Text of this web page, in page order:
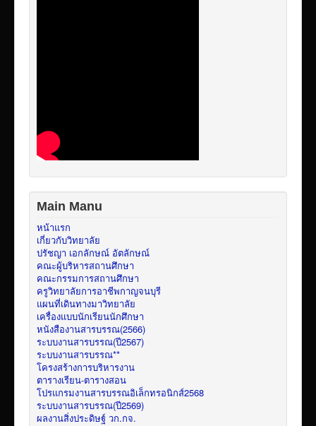
Main Manu
หน้าแรก
เกี่ยวกับวิทยาลัย
ปรัชญา เอกลักษณ์ อัตลักษณ์
คณะผู้บริหารสถานศึกษา
คณะกรรมการสถานศึกษา
ครูวิทยาลัยการอาชีพกาญจนบุรี
แผนที่เดินทางมาวิทยาลัย
เครื่องแบบนักเรียนนักศึกษา
หนังสืองานสารบรรณ(2566)
ระบบงานสารบรรณ(ปี2567)
ระบบงานสารบรรณ**
โครงสร้างการบริหารงาน
ตารางเรียน-ตารางสอน
โปรแกรมงานสารบรรณอิเล็กทรอนิกส์2568
ระบบงานสารบรรณ(ปี2569)
ผลงานสิ่งประดิษฐ์ วก.กจ.